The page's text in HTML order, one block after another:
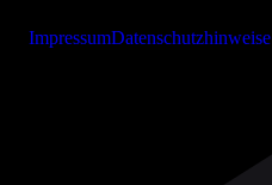
ImpressumDatenschutzhinweise